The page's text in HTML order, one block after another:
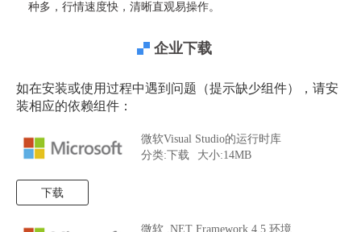
种多，行情速度快，清晰直观易操作。
企业下载
如在安装或使用过程中遇到问题（提示缺少组件），请安
装相应的依赖组件：
微软Visual Studio的运行时库
分类:下载
大小:14MB
下载
微软 .NET Framework 4.5 环境